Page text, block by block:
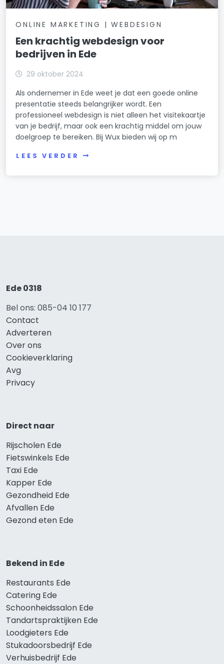
ONLINE MARKETING | WEBDESIGN
Een krachtig webdesign voor
bedrijven in Ede
29 oktober 2024
Als ondernemer in Ede weet je dat een goede online
presentatie steeds belangrijker wordt. Een
professioneel webdesign is niet alleen het visitekaartje
van je bedrijf, maar ook een krachtig middel om jouw
doelgroep te bereiken. Bij Wux bieden wij op m
LEES VERDER
Ede 0318
Bel ons: 085-04 10 177
Contact
Adverteren
Over ons
Cookieverklaring
Avg
Privacy
Direct naar
Rijscholen Ede
Fietswinkels Ede
Taxi Ede
Kapper Ede
Gezondheid Ede
Afvallen Ede
Gezond eten Ede
Bekend in Ede
Restaurants Ede
Catering Ede
Schoonheidssalon Ede
Tandartspraktijken Ede
Loodgieters Ede
Stukadoorsbedrijf Ede
Verhuisbedrijf Ede